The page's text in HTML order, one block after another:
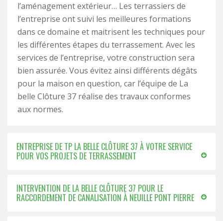
l’aménagement extérieur… Les terrassiers de
l’entreprise ont suivi les meilleures formations
dans ce domaine et maitrisent les techniques pour
les différentes étapes du terrassement. Avec les
services de l’entreprise, votre construction sera
bien assurée. Vous évitez ainsi différents dégâts
pour la maison en question, car l’équipe de La
belle Clôture 37 réalise des travaux conformes
aux normes.
ENTREPRISE DE TP LA BELLE CLÔTURE 37 À VOTRE SERVICE
POUR VOS PROJETS DE TERRASSEMENT
INTERVENTION DE LA BELLE CLÔTURE 37 POUR LE
RACCORDEMENT DE CANALISATION À NEUILLE PONT PIERRE